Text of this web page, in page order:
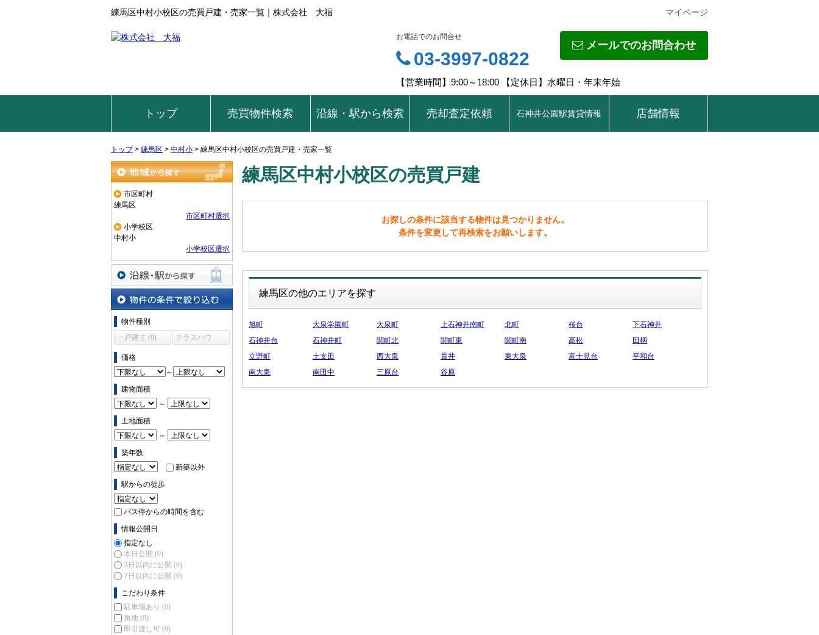
練馬区中村小校区の売買戸建・売家一覧｜株式会社 大福 マイページ
メールでのお問合わせ
お電話でのお問合せ
03-3997-0822
【営業時間】9:00～18:00 【定休日】水曜日・年末年始
トップ 売買物件検索 沿線・駅から検索 売却査定依頼 石神井公園駅賃貸情報 店舗情報
トップ> 練馬区 > 中村小 > 練馬区中村小校区の売買戸建・売家一覧
地域から探す
市区町村
練馬区
市区町村選択
小学校区
中村小
小学校区選択
沿線・駅から探す
物件の条件で絞り込む
物件種別
一戸建て (0)
テラスハウ
価格
～
建物面積
～
土地面積
～
築年数
新築以外
駅からの徒歩
バス停からの時間を含む
情報公開日
指定なし
本日公開 (0)
3日以内に公開 (0)
7日以内に公開 (0)
こだわり条件
駐車場あり (0)
角地 (0)
即引渡し可 (0)
練馬区中村小校区の売買戸建
お探しの条件に該当する物件は見つかりません。
条件を変更して再検索をお願いします。
練馬区の他のエリアを探す
旭町 大泉学園町 大泉町 上石神井南町 北町 桜台
下石神井
石神井台
石神井町 関町北 関町東 関町南 高松
田柄
立野町
土支田 西大泉 貫井 東大泉 富士見台
平和台
南大泉
南田中 三原台 谷原